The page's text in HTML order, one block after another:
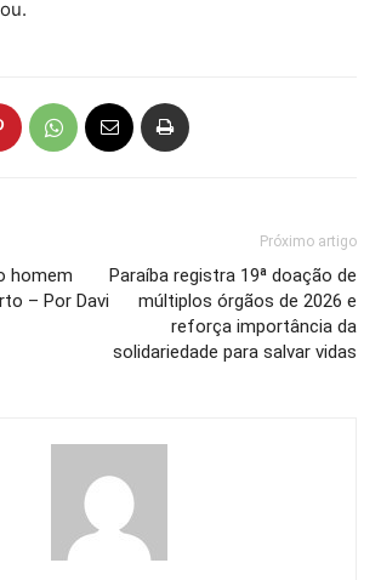
homem
– Por Davi
Próximo artigo
Paraíba registra 19ª doação de
múltiplos órgãos de 2026 e
reforça importância da
solidariedade para salvar vidas